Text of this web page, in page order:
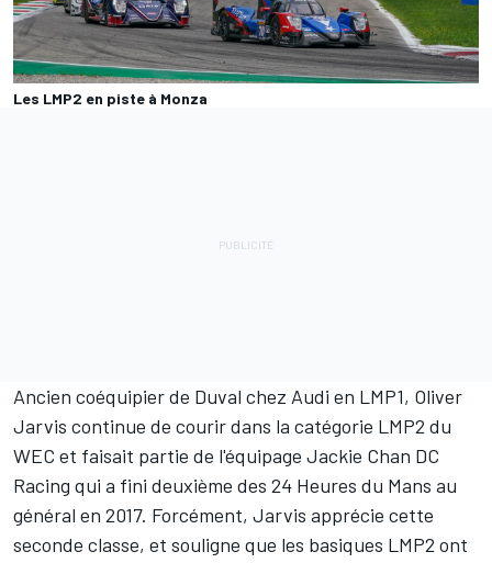
Les LMP2 en piste à Monza
Ancien coéquipier de Duval chez Audi en LMP1, Oliver
Jarvis continue de courir dans la catégorie LMP2 du
WEC et faisait partie de l'équipage Jackie Chan DC
Racing qui a fini deuxième des 24 Heures du Mans au
général en 2017. Forcément, Jarvis apprécie cette
seconde classe, et souligne que les basiques LMP2 ont